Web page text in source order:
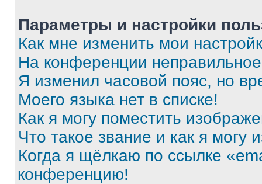
Параметры и настройки
Как мне изменить мои
На конференции
Я изменил часовой пояс, но
Моего языка нет в списке!
Как я могу поместить
Что такое звание и как я могу
Когда я щёлкаю по ссылке
конференцию!